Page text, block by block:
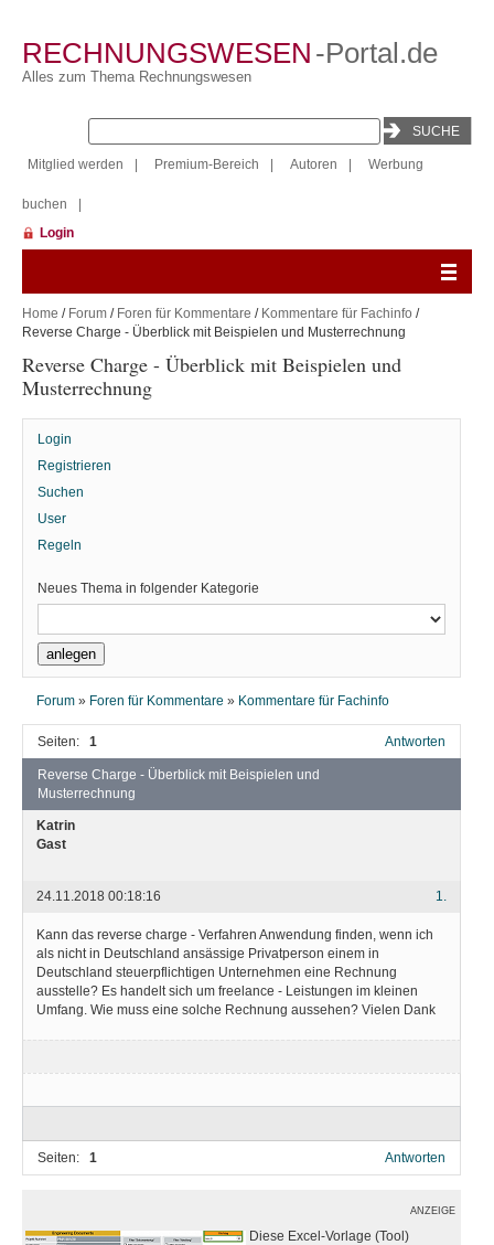
RECHNUNGSWESEN -Portal.de
Alles zum Thema Rechnungswesen
Mitglied werden Premium-Bereich Autoren Werbung
buchen
Login
Home / Forum / Foren für Kommentare / Kommentare für Fachinfo /
Reverse Charge - Überblick mit Beispielen und Musterrechnung
Reverse Charge - Überblick mit Beispielen und
Musterrechnung
Login
Registrieren
Suchen
User
Regeln
Neues Thema in folgender Kategorie
Forum » Foren für Kommentare » Kommentare für Fachinfo
Seiten: 1 Antworten
Reverse Charge - Überblick mit Beispielen und
Musterrechnung
Katrin
Gast
1.
24.11.2018 00:18:16
Kann das reverse charge - Verfahren Anwendung finden, wenn ich
als nicht in Deutschland ansässige Privatperson einem in
Deutschland steuerpflichtigen Unternehmen eine Rechnung
ausstelle? Es handelt sich um freelance - Leistungen im kleinen
Umfang. Wie muss eine solche Rechnung aussehen? Vielen Dank
Seiten: 1 Antworten
ANZEIGE
Diese Excel-Vorlage (Tool)